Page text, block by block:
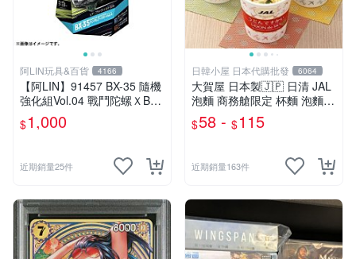
阿LIN玩具&百貨 4166
【阿LIN】91457 BX-35 隨機
強化組Vol.04 戰鬥陀螺ＸBEY
BLADE X
$1,000
近期銷量25件
日韓小屋 日本代購批發 6064
大賀屋 日本製🇯🇵 日清 JAL
泡麵 商務艙限定 杯麵 泡麵
海鮮什錦 和風醬油拉麵 日航
正版 J00051341
$58 - $115
近期銷量163件